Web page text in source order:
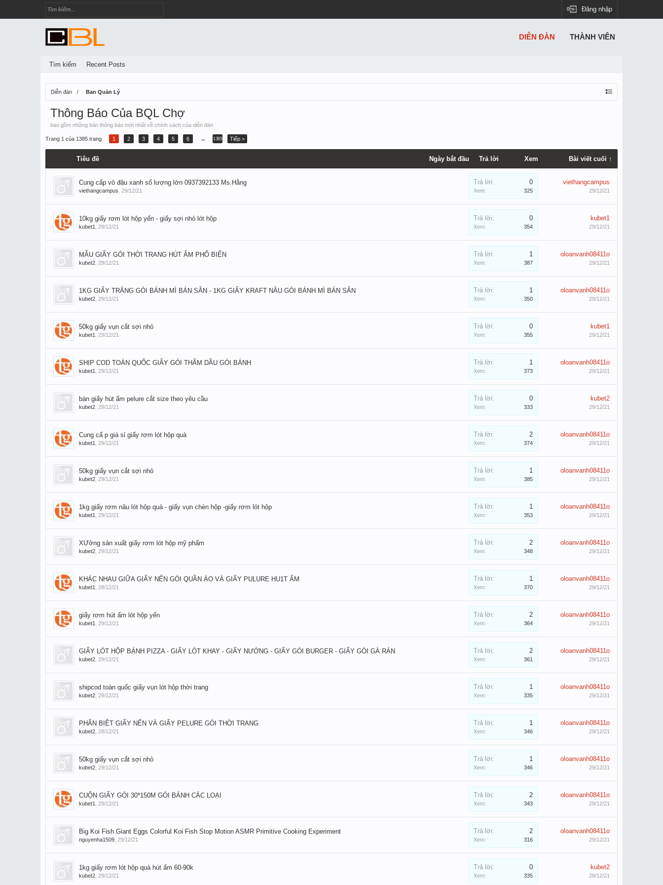
Đăng nhập
Diễn đàn Ban Quản Lý
Thông Báo Của BQL Chợ
bao gồm những bản thông báo mới nhất về chính sách của diễn đàn
Trang 1 của 1385 trang 1 2 3 4 5 6 → 1385 Tiếp >
Tiêu đề Ngày bắt đầu Trả lời Xem Bài viết cuối ↑
Cung cấp vỏ đậu xanh số lượng lớn 0937392133 Ms.Hằng
viethangcampus 29/12/21
Trả lời: 0
Xem: 325
viethangcampus
29/12/21
10kg giấy rơm lót hộp yến - giấy sợi nhỏ lót hộp
kubet1 29/12/21
Trả lời: 0
Xem: 354
kubet1
29/12/21
MẪU GIẤY GÓI THỜI TRANG HÚT ẨM PHỔ BIẾN
kubet2 29/12/21
Trả lời: 1
Xem: 387
oloanvanh08411o
29/12/21
1KG GIẤY TRẮNG GÓI BÁNH MÌ BÁN SẴN - 1KG GIẤY KRAFT NÂU GÓI BÁNH MÌ BÁN SẴN
kubet2 29/12/21
Trả lời: 1
Xem: 350
oloanvanh08411o
29/12/21
50kg giấy vụn cắt sợi nhỏ
kubet1 29/12/21
Trả lời: 0
Xem: 355
kubet1
29/12/21
SHIP COD TOÀN QUỐC GIẤY GÓI THẤM DẦU GÓI BÁNH
kubet1 29/12/21
Trả lời: 1
Xem: 373
oloanvanh08411o
29/12/21
bán giấy hút ẩm pelure cắt size theo yêu cầu
kubet2 29/12/21
Trả lời: 0
Xem: 333
kubet2
29/12/21
Cung cấ p giá sỉ giấy rơm lót hộp quà
kubet1 29/12/21
Trả lời: 2
Xem: 374
oloanvanh08411o
29/12/21
50kg giấy vụn cắt sợi nhỏ
kubet2 29/12/21
Trả lời: 1
Xem: 385
oloanvanh08411o
29/12/21
1kg giấy rơm nâu lót hộp quà - giấy vụn chèn hộp -giấy rơm lót hộp
kubet1 29/12/21
Trả lời: 1
Xem: 353
oloanvanh08411o
29/12/21
XƯởng sản xuất giấy rơm lót hộp mỹ phẩm
kubet2 29/12/21
Trả lời: 2
Xem: 348
oloanvanh08411o
29/12/21
KHÁC NHAU GIỮA GIẤY NẾN GÓI QUẦN ÁO VÀ GIẤY PULURE HU1T ẨM
kubet1 28/12/21
Trả lời: 1
Xem: 370
oloanvanh08411o
29/12/21
giấy rơm hút ẩm lót hộp yến
kubet1 29/12/21
Trả lời: 2
Xem: 364
oloanvanh08411o
29/12/21
GIẤY LÓT HỘP BÁNH PIZZA - GIẤY LÓT KHAY - GIẤY NƯỚNG - GIẤY GÓI BURGER - GIẤY GÓI GÀ RÁN
kubet2 29/12/21
Trả lời: 2
Xem: 361
oloanvanh08411o
29/12/21
shipcod toàn quốc giấy vụn lót hộp thời trang
kubet2 29/12/21
Trả lời: 1
Xem: 335
oloanvanh08411o
29/12/21
PHÂN BIỆT GIẤY NẾN VÀ GIẤY PELURE GÓI THỜI TRANG
kubet2 28/12/21
Trả lời: 1
Xem: 346
oloanvanh08411o
29/12/21
50kg giấy vụn cắt sợi nhỏ
kubet2 29/12/21
Trả lời: 1
Xem: 346
oloanvanh08411o
29/12/21
CUỘN GIẤY GÓI 30*150M GÓI BÁNH CÁC LOẠI
kubet1 29/12/21
Trả lời: 2
Xem: 343
oloanvanh08411o
29/12/21
Big Koi Fish Giant Eggs Colorful Koi Fish Stop Motion ASMR Primitive Cooking Experiment
nguyenha1509 29/12/21
Trả lời: 2
Xem: 316
oloanvanh08411o
29/12/21
1kg giấy rơm lót hộp quà hút ẩm 60-90k
kubet2 29/12/21
Trả lời: 0
Xem: 335
kubet2
29/12/21
DIỄN ĐÀN
Tìm kiếm Recent Posts
THÀNH VIÊN